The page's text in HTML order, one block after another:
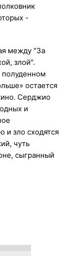
-
между "За
злой".
остается
Серджио
и
и зло сходятся
чуть
сыгранный